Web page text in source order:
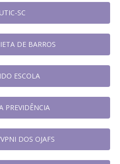
SC
DE BARROS
ESCOLA
PREVIDÊNCIA
DOS OJAFS